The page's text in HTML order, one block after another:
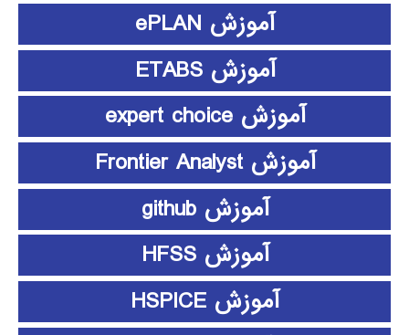
آموزش ePLAN
آموزش ETABS
آموزش expert choice
آموزش Frontier Analyst
آموزش github
آموزش HFSS
آموزش HSPICE